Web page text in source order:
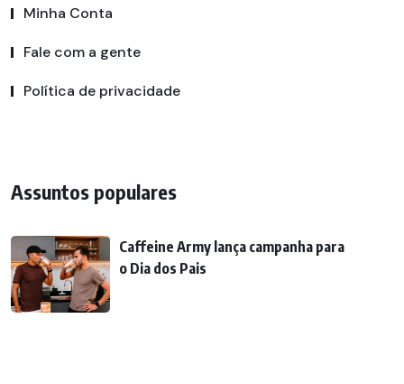
Minha Conta
Fale com a gente
Política de privacidade
Assuntos populares
Caffeine Army lança campanha para
o Dia dos Pais